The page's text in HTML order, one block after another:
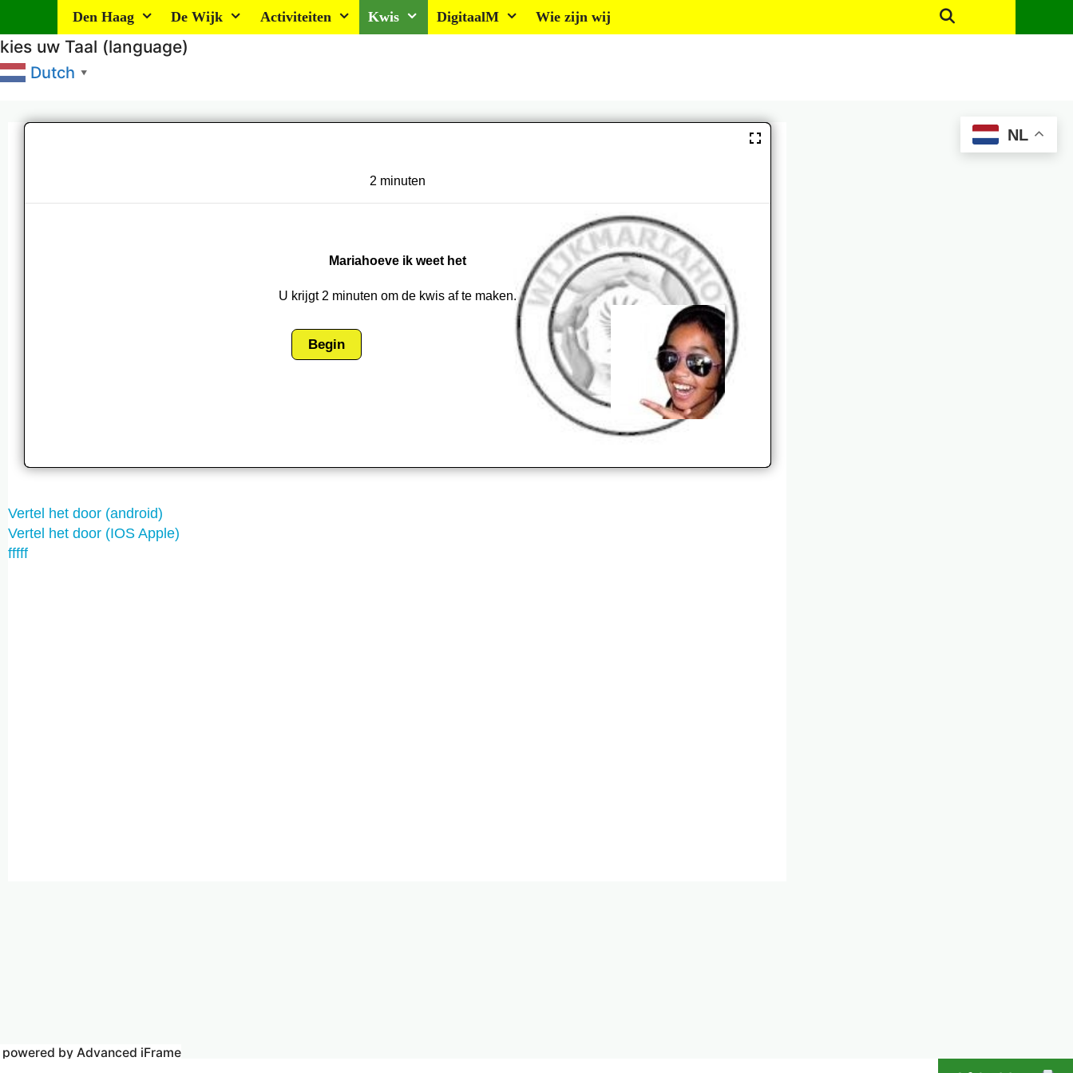
naar
de
inhoud
Den Haag De Wijk Activiteiten Kwis DigitaalM Wie zijn wij
kies uw Taal (language)
Dutch ▼
powered by Advanced iFrame